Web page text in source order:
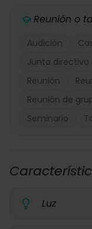
Reunión o
Audición
Junta directiva
Reunión
Reunión de
Seminario
Luz